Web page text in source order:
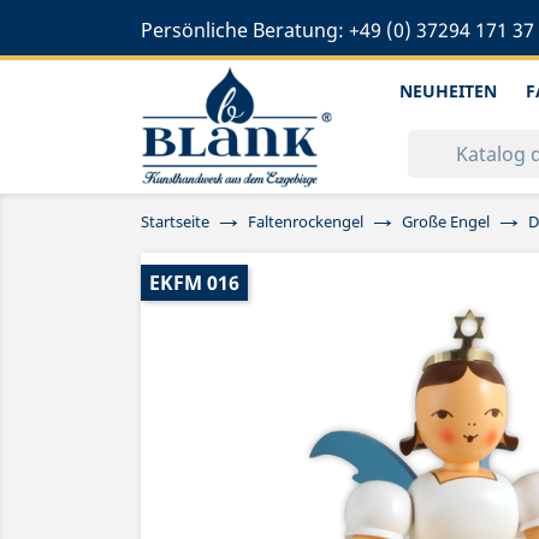
Persönliche Beratung: +49 (0) 37294 171 37
NEUHEITEN
Startseite Faltenrockengel Große Engel
EKFM 016